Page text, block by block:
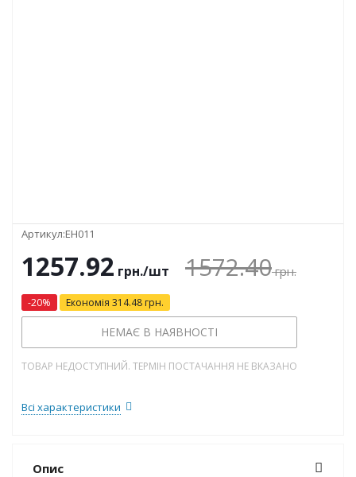
Артикул:EH011
1257.92 грн./шт 1572.40грн.
-20% Економія 314.48 грн.
НЕМАЄ В НАЯВНОСТІ
ТОВАР НЕДОСТУПНИЙ. ТЕРМІН ПОСТАЧАННЯ НЕ ВКАЗАНО
Всі характеристики
Опис